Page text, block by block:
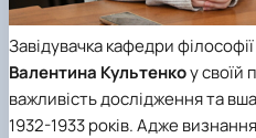
Завідувачка кафедри
Валентина Культенкоу своїй
важливість дослідження та
1932-1933 років. Адже